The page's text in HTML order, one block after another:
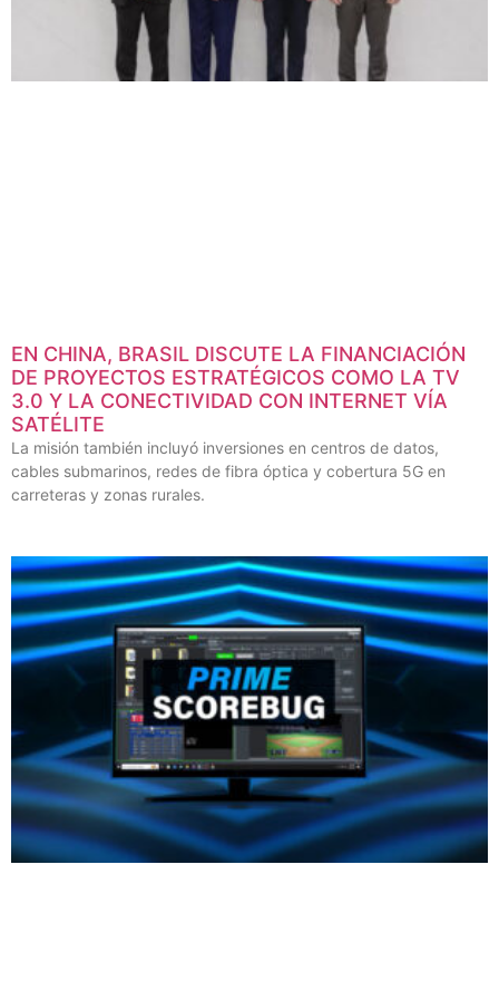
EN CHINA, BRASIL DISCUTE LA FINANCIACIÓN
DE PROYECTOS ESTRATÉGICOS COMO LA TV
3.0 Y LA CONECTIVIDAD CON INTERNET VÍA
SATÉLITE
La misión también incluyó inversiones en centros de datos,
cables submarinos, redes de fibra óptica y cobertura 5G en
carreteras y zonas rurales.